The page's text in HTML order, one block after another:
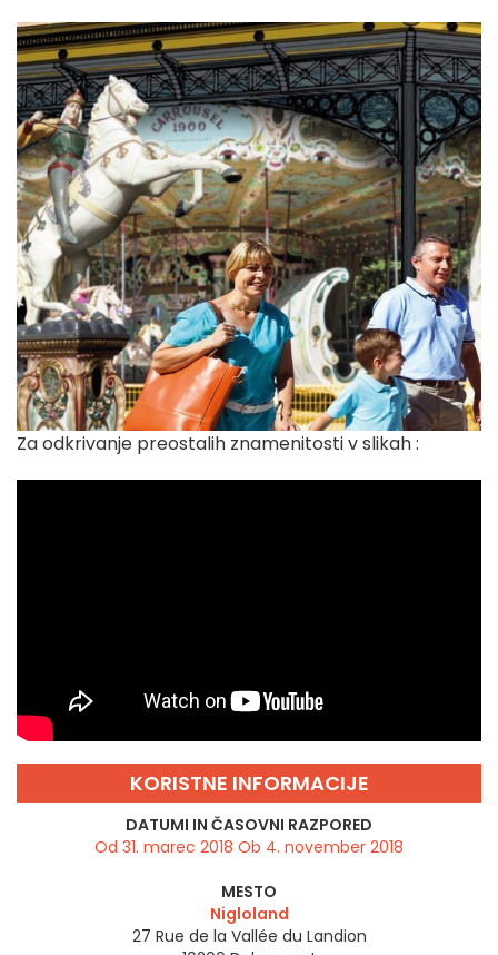
Za odkrivanje preostalih znamenitosti v slikah :
KORISTNE INFORMACIJE
DATUMI IN ČASOVNI RAZPORED
Od 31. marec 2018 Ob 4. november 2018
MESTO
Nigloland
27 Rue de la Vallée du Landion